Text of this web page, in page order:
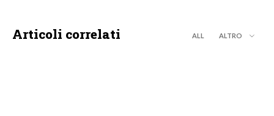
Articoli correlati ALL ALTRO